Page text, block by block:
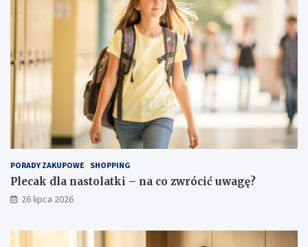
PORADY ZAKUPOWE SHOPPING
Plecak dla nastolatki – na co zwrócić uwagę?
26 lipca 2026